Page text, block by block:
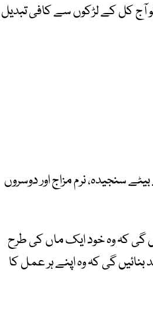
آج کل کے لڑکوں سے کافی تبدیل
سنجیدہ، نرم مزاج اور دوسروں
گی کہ وہ خود ایک ماں کی طرح
بنائیں گی کہ وہ اپنے ہر عمل کا